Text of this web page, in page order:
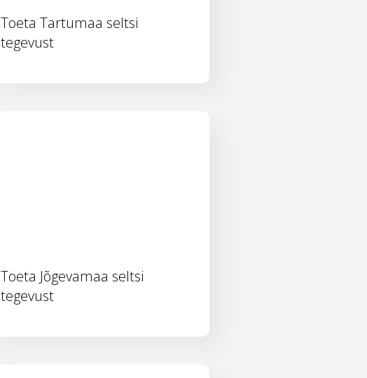
Toeta Tartumaa seltsi
tegevust
Toeta Jõgevamaa seltsi
tegevust